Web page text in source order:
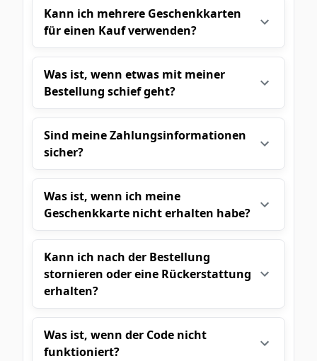
Kann ich mehrere Geschenkkarten
für einen Kauf verwenden?
Was ist, wenn etwas mit meiner
Bestellung schief geht?
Sind meine Zahlungsinformationen
sicher?
Was ist, wenn ich meine
Geschenkkarte nicht erhalten habe?
Kann ich nach der Bestellung
stornieren oder eine Rückerstattung
erhalten?
Was ist, wenn der Code nicht
funktioniert?